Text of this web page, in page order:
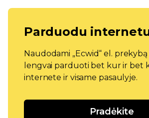
Parduodu
Naudodami „Ecwid“ el.
lengvai parduoti bet kur ir bet
internete ir visame pasaulyje.
Pradėkite